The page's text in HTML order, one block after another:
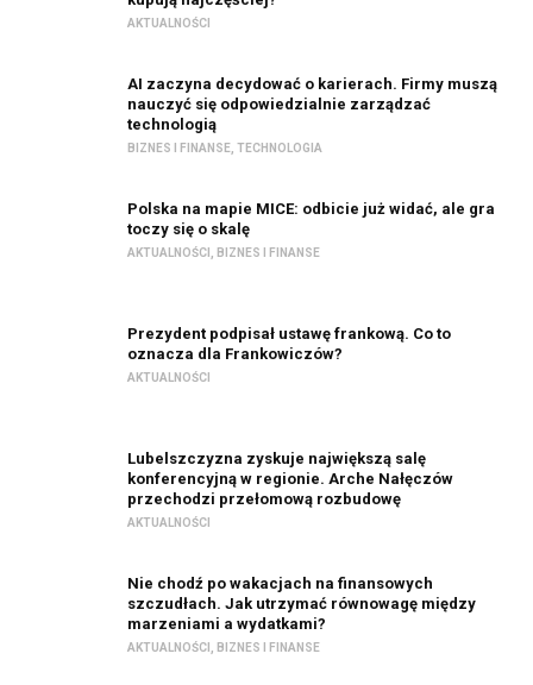
AKTUALNOŚCI
nauczyć się odpowiedzialnie zarządzać
technologią
BIZNES I FINANSE
AKTUALNOŚCI,BIZNES I FINANSE
Lubelszczyzna zyskuje największą salę
konferencyjną w regionie. Arche Nałęczów
Nie chodź po wakacjach na finansowych
szczudłach. Jak utrzymać równowagę między
marzeniami a wydatkami?